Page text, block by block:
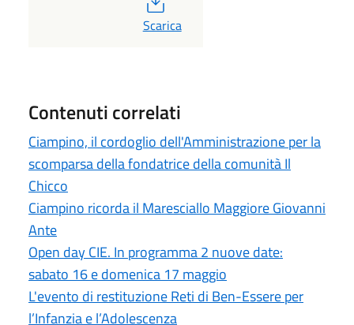
PDF
Scarica
Contenuti correlati
Ciampino, il cordoglio dell'Amministrazione per la
scomparsa della fondatrice della comunità Il
Chicco
Ciampino ricorda il Maresciallo Maggiore Giovanni
Ante
Open day CIE. In programma 2 nuove date:
sabato 16 e domenica 17 maggio
L'evento di restituzione Reti di Ben-Essere per
l’Infanzia e l’Adolescenza